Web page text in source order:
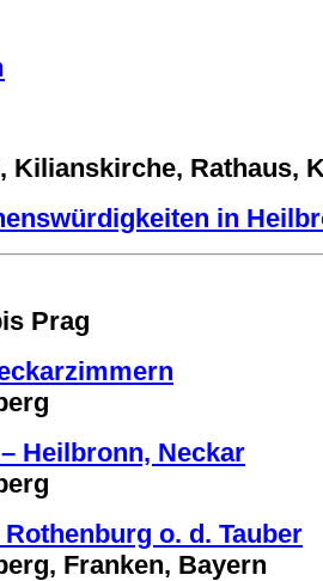
Kilianskirche, Rathaus,
in
Prag
Heilbronn, Neckar
o. d. Tauber
Franken, Bayern